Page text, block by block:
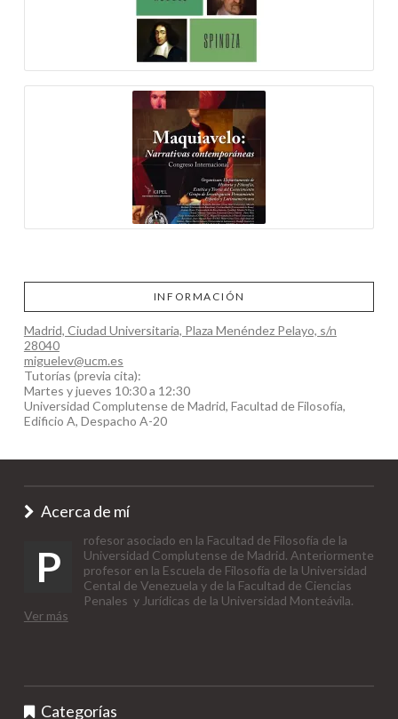
INFORMACIÓN
Madrid, Ciudad Universitaria, Plaza Menéndez Pelayo, s/n
28040
miguelev@ucm.es
Tutorías (previa cita):
Martes y jueves 10:30 a 12:30
Universidad Complutense de Madrid, Facultad de Filosofía,
Edificio A, Despacho A-20
Acerca de mí
P
rofesor asociado en la Facultad de Filosofía de la
Universidad Complutense de Madrid. Anteriormente
profesor en la Escuela de Filosofía de la Universidad
Cental de Venezuela y de la Facultad de Ciencias
Penales y Jurídicas de la Universidad Monteávila.
Ver más
Categorías